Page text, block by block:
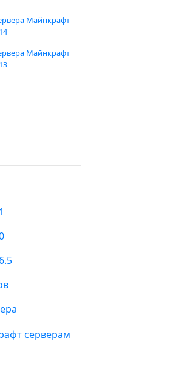
Майнкрафт
Майнкрафт